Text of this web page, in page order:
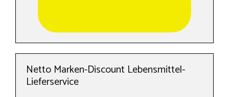
Netto Marken-Discount Lebensmittel-
Lieferservice